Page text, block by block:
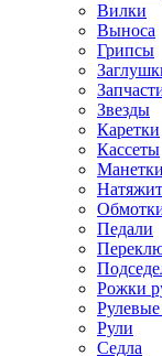
Вилки
Выноса
Грипсы
Звезды
Каретки
Кассеты
Педали
Рожки
Рули
Седла